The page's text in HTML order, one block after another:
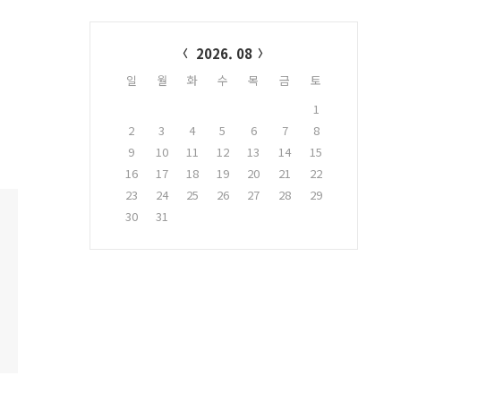
2026. 08
일 월 화 수 목 금
토
1
2
3 4 5 6 7
8
9
10 11 12 13 14
15
16
17 18 19 20 21
22
23
24 25 26 27 28
29
30
31